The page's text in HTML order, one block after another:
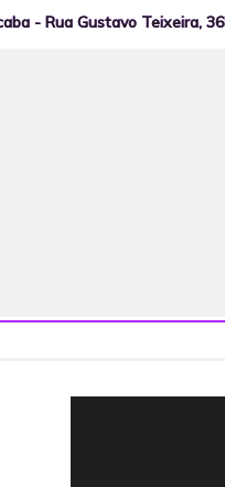
- Rua Gustavo Teixeira,